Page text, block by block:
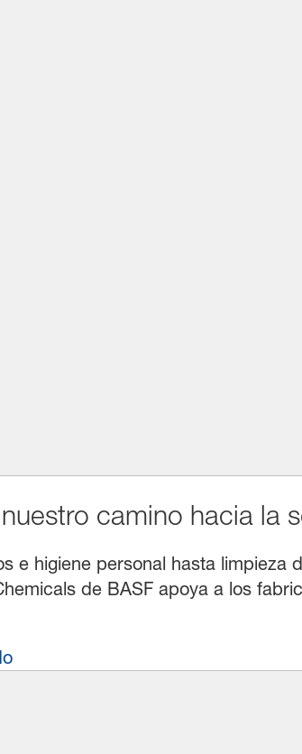
camino hacia la
e higiene personal hasta limpieza
de BASF apoya a los